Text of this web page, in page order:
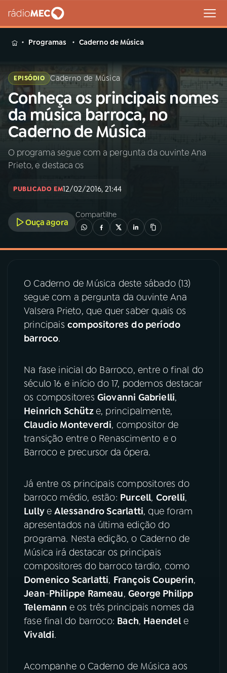
MENU
Buscar
na
Rádio
MEC
Buscar
Início AO VIVO
INÍCIO
A RÁDIO
03PROGRAMAÇÃO
04PROGRAMAS
PODCASTS
07ÚLTIMAS
08 PRÊMIO RÁDIO MEC
ACOMPANHE A RÁDIO MEC
YouTube
Instagram X
TikTok
Programas Caderno de Música
EPISÓDIO Caderno de Música
Conheça os principais nomes
da música barroca, no
Caderno de Música
O programa segue com a pergunta da ouvinte Ana
Prieto, e destaca os
PUBLICADO EM12/02/2016, 21:44
Ouça agora
Compartilhe
O Caderno de Música deste sábado (13)
segue com a pergunta da ouvinte Ana
Valsera Prieto, que quer saber quais os
principais compositores do período
barroco.
Na fase inicial do Barroco, entre o final do
século 16 e início do 17, podemos destacar
os compositores Giovanni Gabrielli,
Heinrich Schütze, principalmente,
Claudio Monteverdi, compositor de
transição entre o Renascimento e o
Barroco e precursor da ópera.
Já entre os principais compositores do
barroco médio, estão: Purcell, Corelli,
LullyeAlessandro Scarlatti, que foram
apresentados na última edição do
programa. Nesta edição, o Caderno de
Música irá destacar os principais
compositores do barroco tardio, como
Domenico Scarlatti, François Couperin,
Jean-Philippe Rameau, George Philipp
Telemann e os três principais nomes da
fase final do barroco: Bach, Haendel e
Vivaldi.
Acompanhe o Caderno de Música aos